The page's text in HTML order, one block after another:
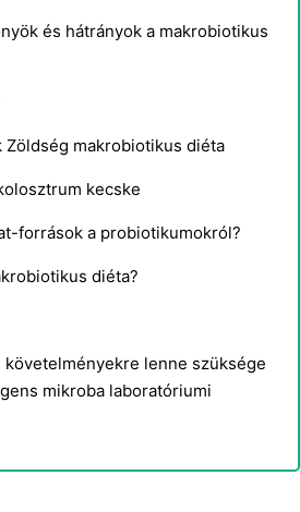
és hátrányok a makrobiotikus
Zöldség makrobiotikus diéta
kecske
források a probiotikumokról?
diéta?
lenne szüksége
mikroba laboratóriumi